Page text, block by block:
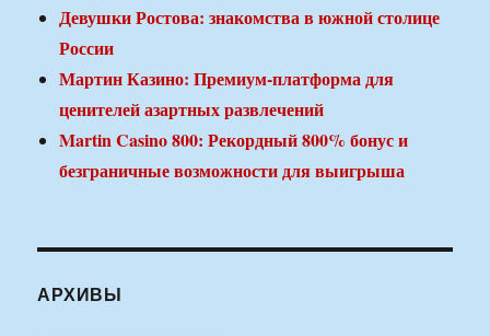
Девушки Ростова: знакомства в южной столице
России
Мартин Казино: Премиум-платформа для
ценителей азартных развлечений
Martin Casino 800: Рекордный 800% бонус и
безграничные возможности для выигрыша
АРХИВЫ